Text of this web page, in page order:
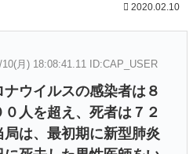
2020.02.10
10(月) 18:08:41.11 ID:CAP_USER
ウイルスの感染者は８
人を超え、死者は７２
局は、最初期に新型肺炎